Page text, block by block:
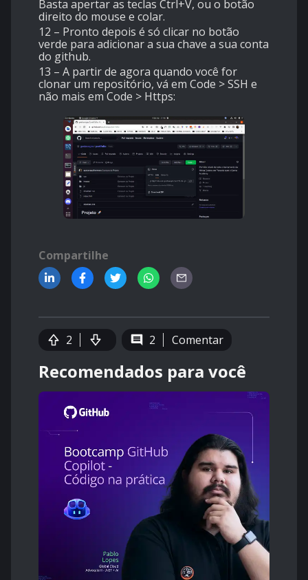
Basta apertar as teclas Ctrl+V, ou o botão
direito do mouse e colar.
12 – Pronto depois é só clicar no botão
verde para adicionar a sua chave a sua conta
do github.
13 – A partir de agora quando você for
clonar um repositório, vá em Code > SSH e
não mais em Code > Https:
Compartilhe
2 2 Comentar
Recomendados para você